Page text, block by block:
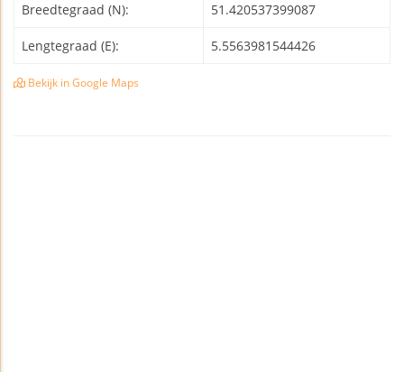
Breedtegraad (N): 51.420537399087
Lengtegraad (E): 5.5563981544426
Bekijk in Google Maps